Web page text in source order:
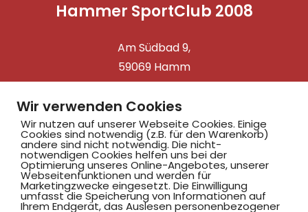
Hammer SportClub 2008
Am Südbad 9,
59069 Hamm
©2025 Hammer SportClub 2008 e.V.
Mit zum Verein by PASSGEBER
Impressum
Datenschutz
Hinweisgebersystem
Wir verwenden Cookies
Wir nutzen auf unserer Webseite Cookies. Einige
Cookies sind notwendig (z.B. für den Warenkorb)
andere sind nicht notwendig. Die nicht-
notwendigen Cookies helfen uns bei der
Optimierung unseres Online-Angebotes, unserer
Webseitenfunktionen und werden für
Marketingzwecke eingesetzt. Die Einwilligung
umfasst die Speicherung von Informationen auf
Ihrem Endgerät, das Auslesen personenbezogener